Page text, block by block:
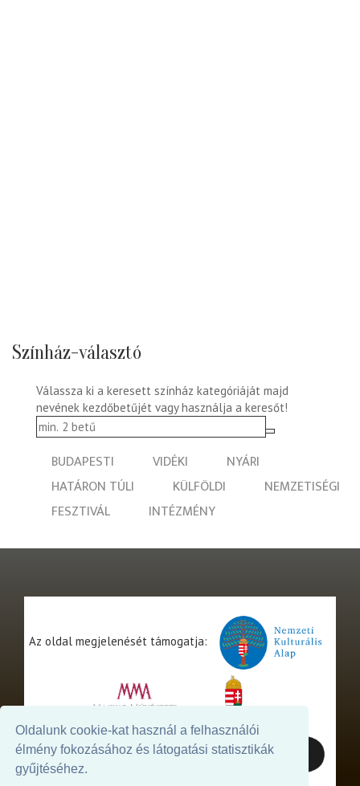
Oldalunk cookie-kat használ a felhasználói
élmény fokozásához és látogatási statisztikák
gyűjtéséhez.
Színház-választó
Válassza ki a keresett színház kategóriáját majd
nevének kezdőbetűjét vagy használja a keresőt!
BUDAPESTI VIDÉKI
NYÁRI
HATÁRON TÚLI
KÜLFÖLDI
NEMZETISÉGI
FESZTIVÁL
INTÉZMÉNY
Az oldal megjelenését támogatja: